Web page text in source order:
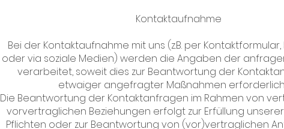
Kontaktaufnahme
Bei der Kontaktaufnahme mit uns (z.B. per Kontaktformular,
oder via soziale Medien) werden die Angaben der
verarbeitet, soweit dies zur Beantwortung der
etwaiger angefragter Maßnahmen erforderlich
Die Beantwortung der Kontaktanfragen im Rahmen von
vorvertraglichen Beziehungen erfolgt zur Erfüllung
Pflichten oder zur Beantwortung von (vor)vertraglichen